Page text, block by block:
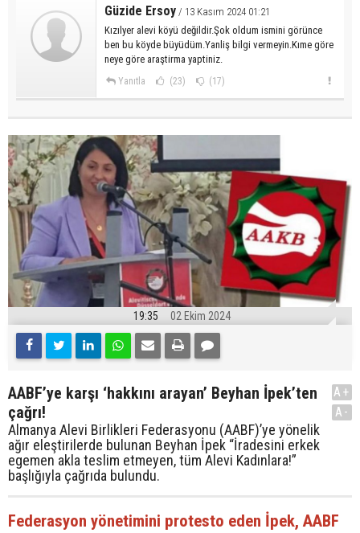
Güzide Ersoy / 13 Kasım 2024 01:21
Kızılyer alevi köyü değildir.Şok oldum ismini görünce
ben bu köyde büyüdüm.Yanliş bilgi vermeyin.Kıme göre
neye göre araştirma yaptiniz.
Yanıtla (23) (17)
19:35 02 Ekim 2024
AABF’ye karşı ‘hakkını arayan’ Beyhan İpek’ten
çağrı!
Almanya Alevi Birlikleri Federasyonu (AABF)’ye yönelik
ağır eleştirilerde bulunan Beyhan İpek “İradesini erkek
egemen akla teslim etmeyen, tüm Alevi Kadınlara!”
başlığıyla çağrıda bulundu.
A+
A-
Federasyon yönetimini protesto eden İpek, AABF